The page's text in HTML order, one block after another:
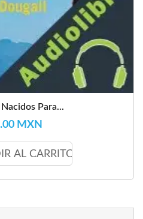
Para...
MXN
AL CARRITO